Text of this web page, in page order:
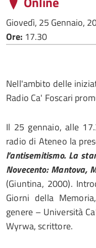
Giovedì, 25 Gennaio,
Ore: 17.30
Nell'ambito delle
Radio Ca' Foscari
Il 25 gennaio, alle
radio di Ateneo la
l’antisemitismo. La
Novecento: Mantova,
(Giuntina, 2000).
Giorni della
genere – Università
Wyrwa, scrittore.